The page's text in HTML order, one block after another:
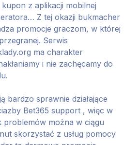
z aplikacji mobilnej
Z tej okazji bukmacher
promocje graczom, w której
Serwis
ma charakter
i nie zachęcamy do
bardzo sprawnie działające
Bet365 support , więc w
problemów można w ciągu
skorzystać z usług pomocy